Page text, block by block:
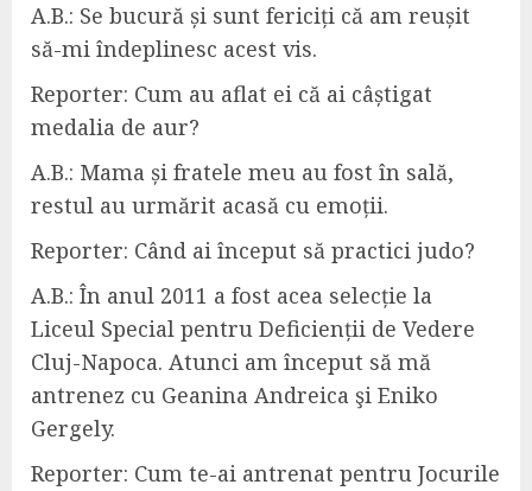
A.B.: Se bucură și sunt fericiți că am reușit
să-mi îndeplinesc acest vis.
Reporter: Cum au aflat ei că ai câștigat
medalia de aur?
A.B.: Mama și fratele meu au fost în sală,
restul au urmărit acasă cu emoții.
Reporter: Când ai început să practici judo?
A.B.: În anul 2011 a fost acea selecție la
Liceul Special pentru Deficienții de Vedere
Cluj-Napoca. Atunci am început să mă
antrenez cu Geanina Andreica şi Eniko
Gergely.
Reporter: Cum te-ai antrenat pentru Jocurile